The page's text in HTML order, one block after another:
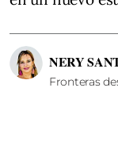
NERY
Fronteras